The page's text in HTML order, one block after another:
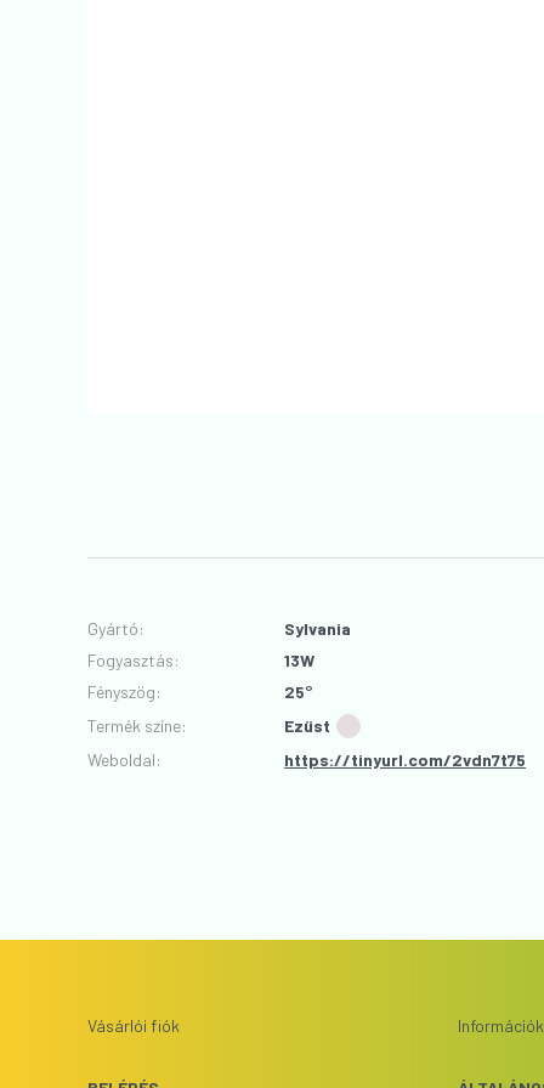
Gyártó:
Sylvania
Fogyasztás:
13W
Fényszög:
25°
Termék színe:
Ezüst
Weboldal:
https://tinyurl.com/2vdn7t75
Vásárlói fiók Információk